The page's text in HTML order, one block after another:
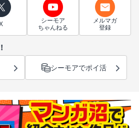
シーモア
ちゃんねる
メルマガ
登録
シーモアでポイ活